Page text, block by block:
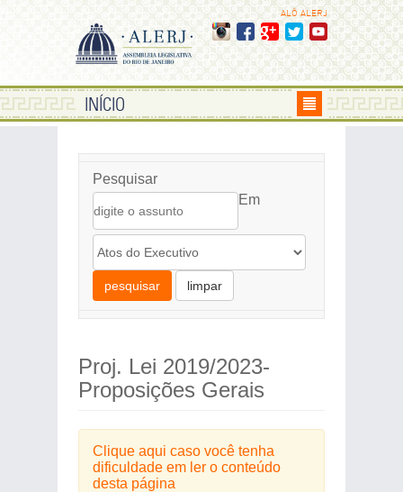
ALÔ ALERJ
INÍCIO
Pesquisar
Em
pesquisar limpar
Proj. Lei 2019/2023-
Proposições Gerais
Clique aqui caso você tenha
dificuldade em ler o conteúdo
desta página